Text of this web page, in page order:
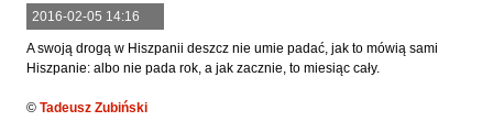
Gedroyć Krzysztof
Gleń Adrian
Uta PrzybośCoraz
Gustaw RajmusKrólestwa
2016-02-05 14:16
A swoją drogą w Hiszpanii deszcz nie umie padać, jak to mówią sami
Hiszpanie: albo nie pada rok, a jak zacznie, to miesiąc cały.
© Tadeusz Zubiński